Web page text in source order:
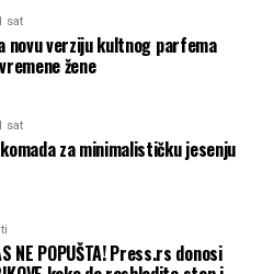
sat
novu verziju kultnog parfema
žene
sat
za minimalističku jesenju
NE POPUŠTA! Press.rs donosi